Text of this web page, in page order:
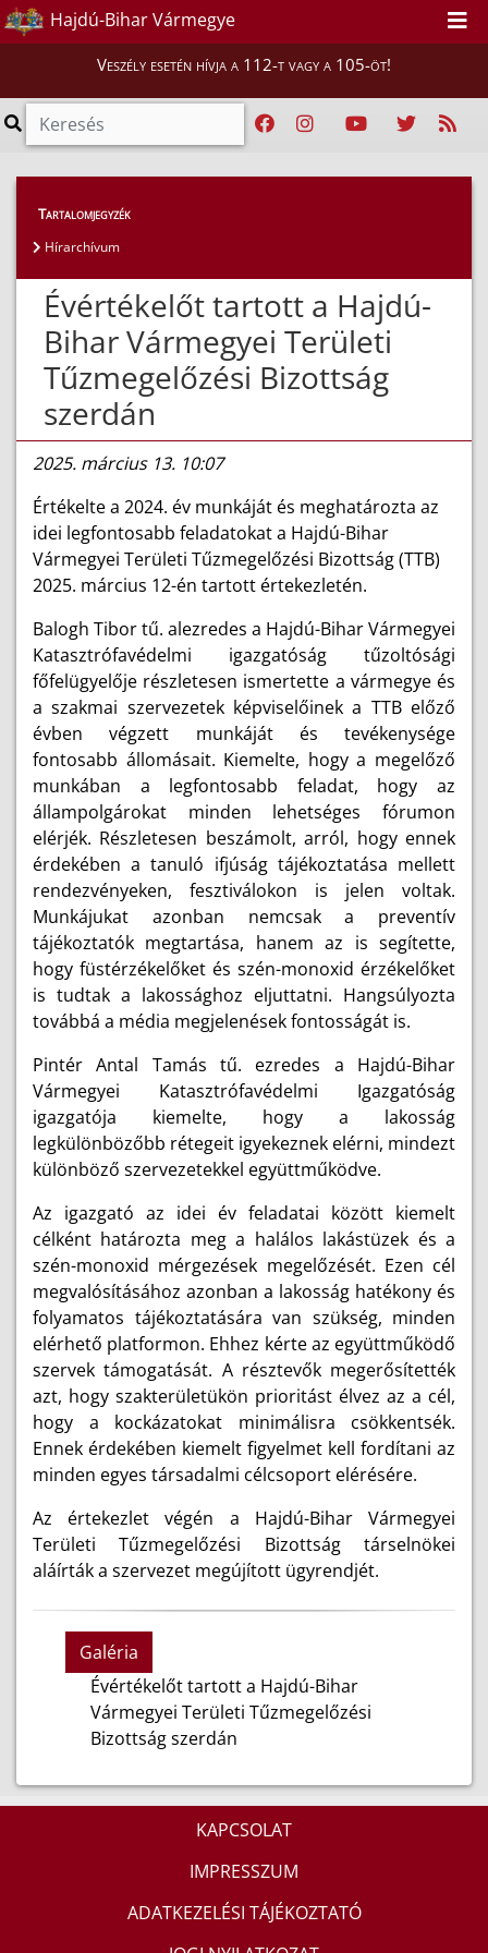
Hajdú-Bihar Vármegye
Veszély esetén hívja a 112-t vagy a 105-öt!
Híreink > Hírek
Tartalomjegyzék
Hírarchívum
Évértékelőt tartott a Hajdú-
Bihar Vármegyei Területi
Tűzmegelőzési Bizottság
szerdán
2025. március 13. 10:07
Értékelte a 2024. év munkáját és meghatározta az
idei legfontosabb feladatokat a Hajdú-Bihar
Vármegyei Területi Tűzmegelőzési Bizottság (TTB)
2025. március 12-én tartott értekezletén.
Balogh Tibor tű. alezredes a Hajdú-Bihar Vármegyei
Katasztrófavédelmi igazgatóság tűzoltósági
főfelügyelője részletesen ismertette a vármegye és
a szakmai szervezetek képviselőinek a TTB előző
évben végzett munkáját és tevékenysége
fontosabb állomásait. Kiemelte, hogy a megelőző
munkában a legfontosabb feladat, hogy az
állampolgárokat minden lehetséges fórumon
elérjék. Részletesen beszámolt, arról, hogy ennek
érdekében a tanuló ifjúság tájékoztatása mellett
rendezvényeken, fesztiválokon is jelen voltak.
Munkájukat azonban nemcsak a preventív
tájékoztatók megtartása, hanem az is segítette,
hogy füstérzékelőket és szén-monoxid érzékelőket
is tudtak a lakossághoz eljuttatni. Hangsúlyozta
továbbá a média megjelenések fontosságát is.
Pintér Antal Tamás tű. ezredes a Hajdú-Bihar
Vármegyei Katasztrófavédelmi Igazgatóság
igazgatója kiemelte, hogy a lakosság
legkülönbözőbb rétegeit igyekeznek elérni, mindezt
különböző szervezetekkel együttműködve.
Az igazgató az idei év feladatai között kiemelt
célként határozta meg a halálos lakástüzek és a
szén-monoxid mérgezések megelőzését. Ezen cél
megvalósításához azonban a lakosság hatékony és
folyamatos tájékoztatására van szükség, minden
elérhető platformon. Ehhez kérte az együttműködő
szervek támogatását. A résztevők megerősítették
azt, hogy szakterületükön prioritást élvez az a cél,
hogy a kockázatokat minimálisra csökkentsék.
Ennek érdekében kiemelt figyelmet kell fordítani az
minden egyes társadalmi célcsoport elérésére.
Az értekezlet végén a Hajdú-Bihar Vármegyei
Területi Tűzmegelőzési Bizottság társelnökei
aláírták a szervezet megújított ügyrendjét.
Galéria
Évértékelőt tartott a Hajdú-Bihar
Vármegyei Területi Tűzmegelőzési
Bizottság szerdán
KAPCSOLAT
IMPRESSZUM
ADATKEZELÉSI TÁJÉKOZTATÓ